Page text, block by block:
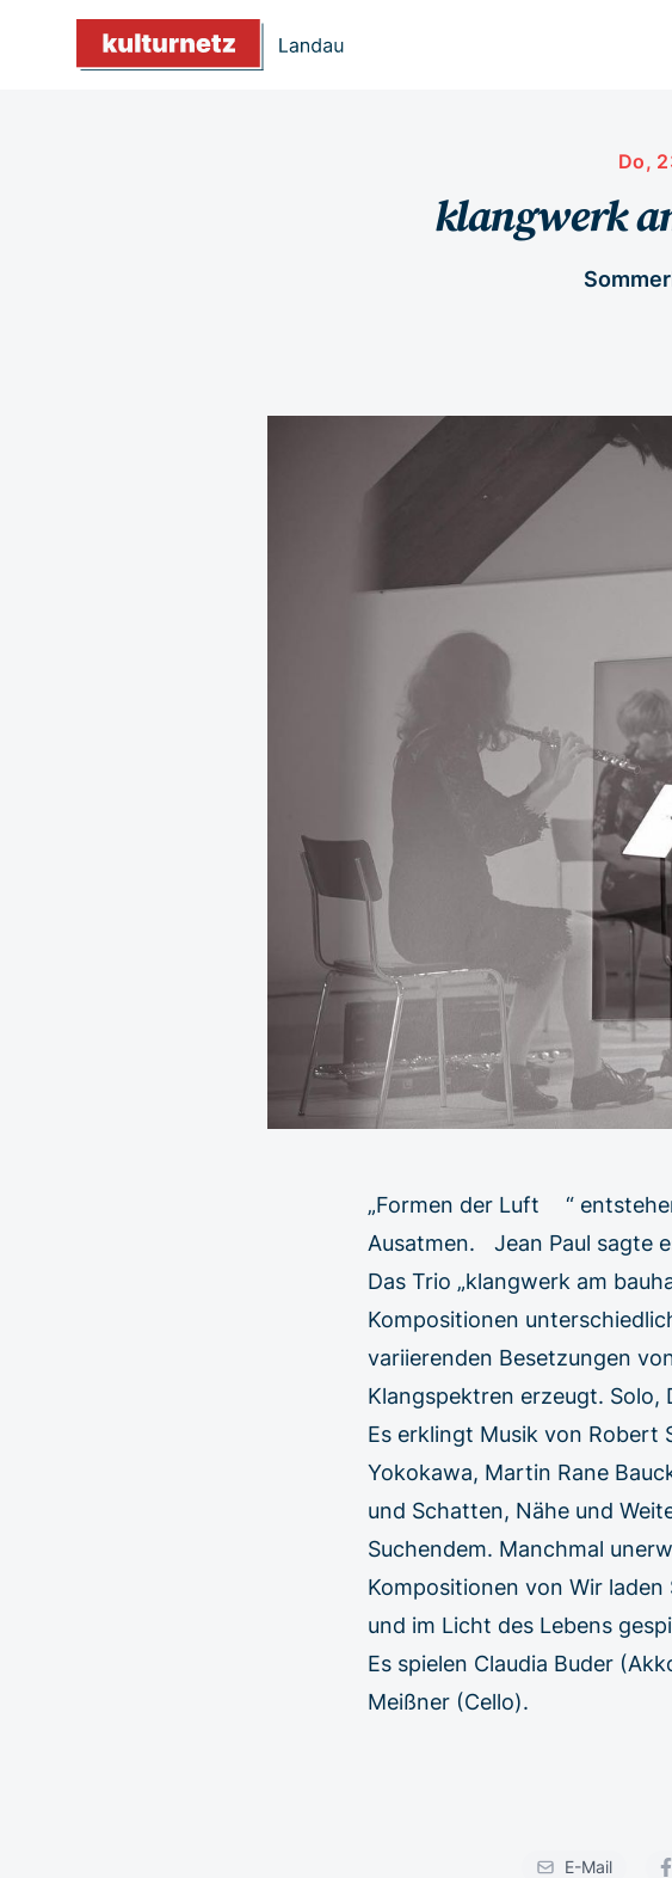
Do,
klangwerk
„Formen der Luft “
Ausatmen. Jean Paul sagte
Das Trio „klangwerk am
Kompositionen
variierenden Besetzungen
Klangspektren erzeugt. Solo,
Es erklingt Musik von Robert
Yokokawa, Martin Rane
und Schatten, Nähe und
Suchendem. Manchmal
Kompositionen von Wir
und im Licht des Lebens
Es spielen Claudia Buder
Meißner (Cello).
E-Mail